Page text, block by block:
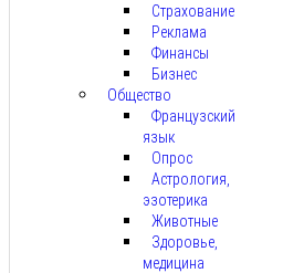
Страхование
Реклама
Финансы
Бизнес
Общество
Французский
язык
Опрос
Астрология,
эзотерика
Животные
Здоровье,
медицина